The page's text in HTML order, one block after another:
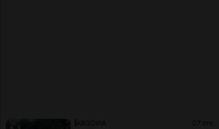
ARGOVIA 7 ore